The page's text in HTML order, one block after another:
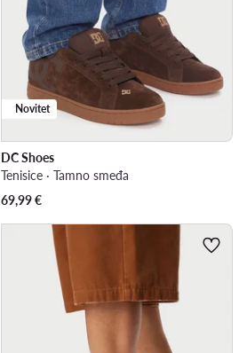
Novitet
DC Shoes
Tenisice · Tamno smeđa
69,99€